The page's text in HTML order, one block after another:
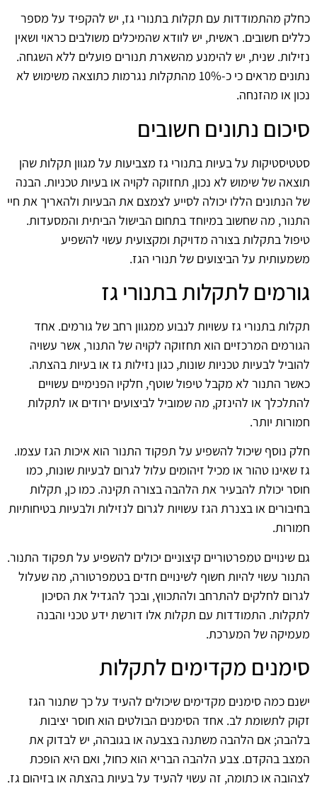
כחלק מהתמודדות עם תקלות בתנורי גז, יש להקפיד על מספר
כללים חשובים. ראשית, יש לוודא שהמיכלים משולבים כראוי ושאין
נזילות. שנית, יש להימנע מהשארת תנורים פועלים ללא השגחה.
נתונים מראים כי כ-10% מהתקלות נגרמות כתוצאה משימוש לא
נכון או מהזנחה.
סיכום נתונים חשובים
סטטיסטיקות על בעיות בתנורי גז מצביעות על מגוון תקלות שהן
תוצאה של שימוש לא נכון, תחזוקה לקויה או בעיות טכניות. הבנה
של הנתונים הללו יכולה לסייע לצמצם את הבעיות ולהאריך את חיי
התנור, מה שחשוב במיוחד בתחום הבישול הביתית והמסעדות.
טיפול בתקלות בצורה מדויקת ומקצועית עשוי להשפיע
משמעותית על הביצועים של תנורי הגז.
גורמים לתקלות בתנורי גז
תקלות בתנורי גז עשויות לנבוע ממגוון רחב של גורמים. אחד
הגורמים המרכזיים הוא תחזוקה לקויה של התנור, אשר עשויה
להוביל לבעיות טכניות שונות, כגון נזילות גז או בעיות בהצתה.
כאשר התנור לא מקבל טיפול שוטף, חלקיו הפנימיים עשויים
להתלכלך או להינזק, מה שמוביל לביצועים ירודים או לתקלות
חמורות יותר.
חלק נוסף שיכול להשפיע על תפקוד התנור הוא איכות הגז עצמו.
גז שאינו טהור או מכיל זיהומים עלול לגרום לבעיות שונות, כמו
חוסר יכולת להבעיר את הלהבה בצורה תקינה. כמו כן, תקלות
בחיבורים או בצנרת הגז עשויות לגרום לנזילות ולבעיות בטיחותיות
חמורות.
גם שינויים טמפרטוריים קיצוניים יכולים להשפיע על תפקוד התנור.
התנור עשוי להיות חשוף לשינויים חדים בטמפרטורה, מה שעלול
לגרום לחלקים להתרחב ולהתכווץ, ובכך להגדיל את הסיכון
לתקלות. התמודדות עם תקלות אלו דורשת ידע טכני והבנה
מעמיקה של המערכת.
סימנים מקדימים לתקלות
ישנם כמה סימנים מקדימים שיכולים להעיד על כך שתנור הגז
זקוק לתשומת לב. אחד הסימנים הבולטים הוא חוסר יציבות
בלהבה; אם הלהבה משתנה בצבעה או בגובהה, יש לבדוק את
המצב בהקדם. צבע הלהבה הבריא הוא כחול, ואם היא הופכת
לצהובה או כתומה, זה עשוי להעיד על בעיות בהצתה או בזיהום גז.